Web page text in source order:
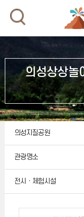
의성상상놀
의성지질공원
관광명소
전시ㆍ체험시설